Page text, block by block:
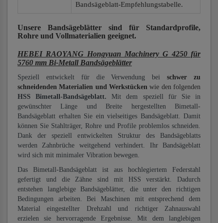
Bandsägeblatt-Empfehlungstabelle.
Unsere Bandsägeblätter sind für Standardprofile,
Rohre und Vollmaterialien geeignet.
HEBEI RAOYANG Hongyuan Machinery G 4250 für
5760 mm Bi-Metall Bandsägeblätter
Speziell entwickelt für die Verwendung beischwer zu
schneidenden Materialien und Werkstücken wie den folgenden
HSS Bimetall-Bandsägeblatt. Mit dem speziell für Sie in
gewünschter Länge und Breite hergestellten Bimetall-
Bandsägeblatt erhalten Sie ein vielseitiges Bandsägeblatt. Damit
können Sie Stahlträger, Rohre und Profile problemlos schneiden.
Dank der speziell entwickelten Struktur des Bandsägeblatts
werden Zahnbrüche weitgehend verhindert. Ihr Bandsägeblatt
wird sich mit minimaler Vibration bewegen.
Das Bimetall-Bandsägeblatt ist aus hochlegiertem Federstahl
gefertigt und die Zähne sind mit HSS verstärkt. Dadurch
entstehen langlebige Bandsägeblätter, die unter den richtigen
Bedingungen arbeiten. Bei Maschinen mit entsprechend dem
Material eingestellter Drehzahl und richtiger Zahnauswahl
erzielen sie hervorragende Ergebnisse. Mit dem langlebigen